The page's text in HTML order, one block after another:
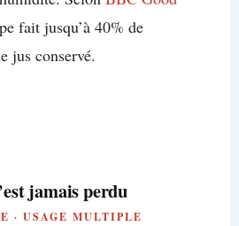
fait jusqu’à 40% de
jus conservé.
jamais perdu
· USAGE MULTIPLE